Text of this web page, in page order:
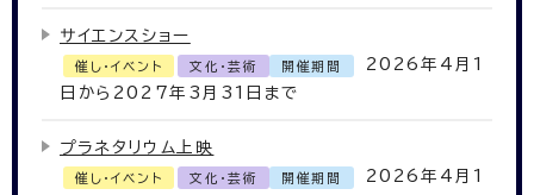
サイエンスショー
催し・イベント 文化・芸術 開催期間
2026年4月1
日から2027年3月31日まで
プラネタリウム上映
催し・イベント 文化・芸術 開催期間
2026年4月1